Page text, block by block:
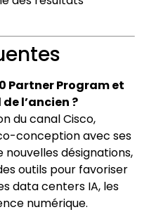
Partner Program et
l’ancien ?
du canal Cisco,
conception avec ses
désignations,
outils pour favoriser
data centers IA, les
numérique.